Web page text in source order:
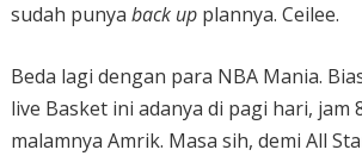
sudah punya back upplannya. Ceilee.
Beda lagi dengan para NBA Mania.
live Basket ini adanya di pagi hari, jam
malamnya Amrik. Masa sih, demi All